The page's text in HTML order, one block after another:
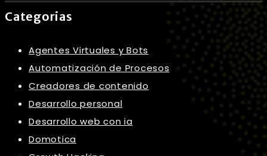
Categorias
Agentes Virtuales y Bots
Automatización de Procesos
Creadores de contenido
Desarrollo personal
Desarrollo web con ia
Domotica